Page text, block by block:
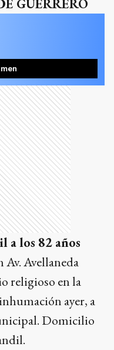
GUERRERO
a los 82 años
Av. Avellaneda
religioso en la
ayer, a
Domicilio